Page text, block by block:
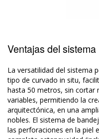
Ventajas del sistema
La versatilidad del sistema
tipo de curvado in situ,
hasta 50 metros, sin cortar
variables, permitiendo la
arquitectónica, en una
nobles. El sistema de
las perforaciones en la piel